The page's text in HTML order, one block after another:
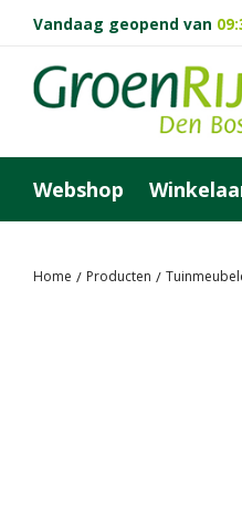
Home Producten
Vandaag geopend van
Webshop